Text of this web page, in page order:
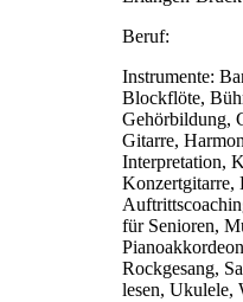
Beruf:
Instrumente:
Blockflöte,
Gehörbildung,
Gitarre,
Interpretation,
Konzertgitarre,
für Senioren,
Rockgesang,
lesen, Ukulele,